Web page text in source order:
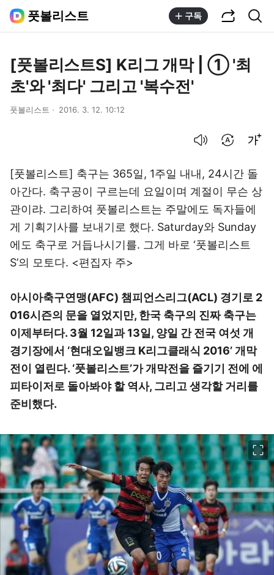
풋볼리스트 구독
[풋볼리스트S] K리그 개막 | ① '최
초'와 '최다' 그리고 '복수전'
풋볼리스트 2016. 3. 12. 10:12
[풋볼리스트] 축구는 365일, 1주일 내내, 24시간 돌
아간다. 축구공이 구르는데 요일이며 계절이 무슨 상
관이랴. 그리하여 풋볼리스트는 주말에도 독자들에
게 기획기사를 보내기로 했다. Saturday와 Sunday
에도 축구로 거듭나시기를. 그게 바로 ‘풋볼리스트
S’의 모토다. <편집자 주>
아시아축구연맹(AFC) 챔피언스리그(ACL) 경기로 2
016시즌의 문을 열었지만, 한국 축구의 진짜 축구는
이제부터다. 3월 12일과 13일, 양일 간 전국 여섯 개
경기장에서 ‘현대오일뱅크 K리그클래식 2016’ 개막
전이 열린다. ‘풋볼리스트’가 개막전을 즐기기 전에 에
피타이저로 돌아봐야 할 역사, 그리고 생각할 거리를
준비했다.